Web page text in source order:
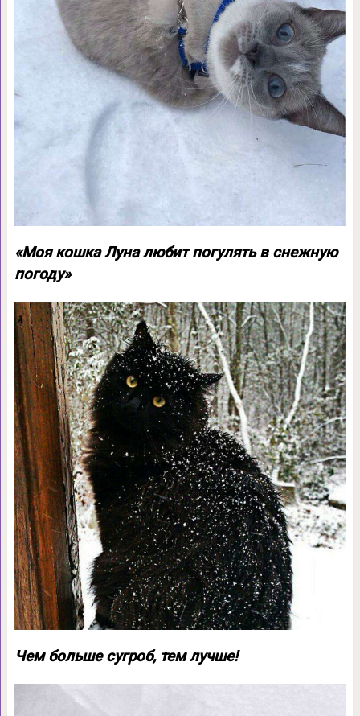
«Моя кошка Луна любит погулять в снежную
погоду»
Чем больше сугроб, тем лучше!